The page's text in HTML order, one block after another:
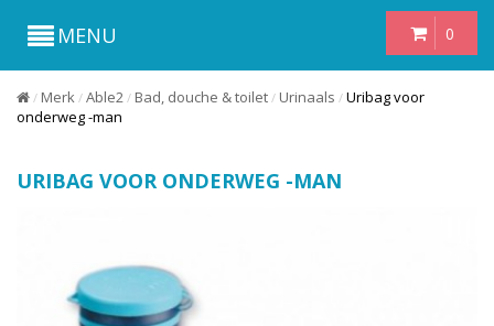
0
MENU
/ Merk / Able2 / Bad, douche & toilet / Urinaals / Uribag voor
onderweg -man
URIBAG VOOR ONDERWEG -MAN